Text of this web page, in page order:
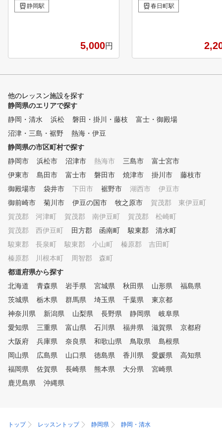
スン 入会者には、金谷
プロ監修レッスンテキストを無
す。 曜日毎に様々な時
スン 各コース最大5名に
1名がマンツーマン方式で指導
します。 ④ いつでも快適室
、冬は暖かい、紫外線も気にな
らない。 ⑤ 初めての方から
上級者まで個別のカリキュラム
（ジュニアは小学1年生から）
初心者から中上級者まで
、個別にカリキュラムを作成し
。 ⑥ 練習器具を使ったドリ
ルレッスン 150種類以上
の練習方法より、受講生に合っ
た練習方法を提案します。 ⑦
ゴルフシミュレータによる仮
想ラウンド コースデビ
体験できます。 ⑧ ラウンド
レッスン 初心者のコー
スデビューから中上級者のベス
トスコア更新までしっかりサポ
ート。 ～プランのご説明～ ※
ワンポイントレッスン、曜日・
でプランが分かれております。
ご希望に合ったプランをお選び
ください♪
静岡駅
5,000円
のその魅力は 最新の設備
り入れ、 初心者から上級
プロコーチスタッフが、
達に導きます。
春日町駅
他のレッスン施設を探す
静岡県のエリアで探す
静岡・清水
浜松 磐田・掛川・藤枝
富士・御殿場
沼津・三島・裾野
熱海・伊豆
静岡県の市区町村で探す
静岡市
浜松市 沼津市 熱海市 三島市
富士宮市
伊東市
島田市 富士市 磐田市 焼津市 掛川市
藤枝市
御殿場市
袋井市 下田市 裾野市 湖西市
伊豆市
御前崎市
菊川市 伊豆の国市 牧之原市
賀茂郡 東伊豆町
賀茂郡 河津町
賀茂郡 南伊豆町
賀茂郡 松崎町
賀茂郡 西伊豆町
田方郡 函南町
駿東郡 清水町
駿東郡 長泉町
駿東郡 小山町
榛原郡 吉田町
榛原郡 川根本町
周智郡 森町
都道府県から探す
北海道
青森県 岩手県 宮城県 秋田県 山形県
福島県
茨城県
栃木県 群馬県 埼玉県 千葉県
東京都
神奈川県
新潟県 山梨県 長野県 静岡県
岐阜県
愛知県
三重県 富山県 石川県 福井県 滋賀県
京都府
大阪府
兵庫県 奈良県 和歌山県 鳥取県
島根県
岡山県
広島県 山口県 徳島県 香川県 愛媛県
高知県
福岡県
佐賀県 長崎県 熊本県 大分県
宮崎県
鹿児島県
沖縄県
トップ レッスントップ 静岡県 静岡・清水